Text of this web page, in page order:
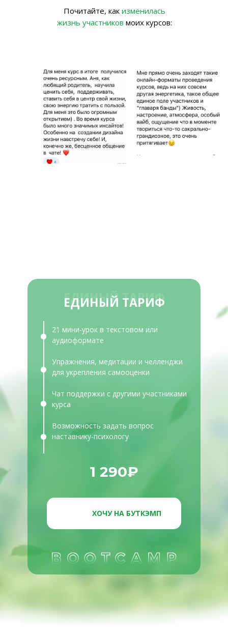
Почитайте, как изменилась
жизнь участников моих курсов:
21 мини-урок в текстовом или
аудиоформате
Упражнения, медитации и челленджи
для укрепления самооценки
Чат поддержки с другими участниками
курса
Возможность задать вопрос
наставнику-психологу
ЕДИНЫЙ ТАРИФ
ЕДИНЫЙ ТАРИФ
ХОЧУ НА БУТКЭМП
1 290₽